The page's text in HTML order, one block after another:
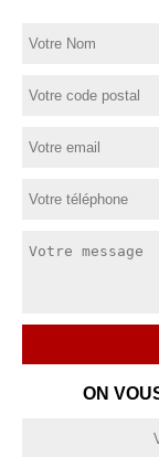
ON